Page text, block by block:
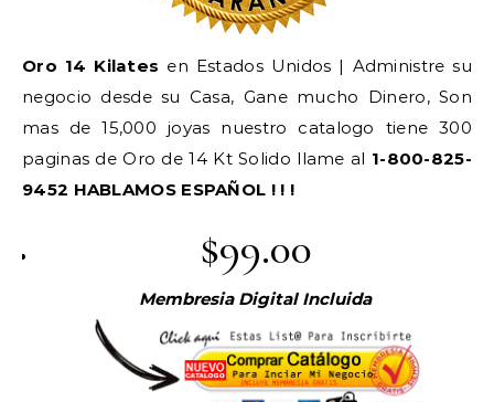
Oro 14 Kilates en Estados Unidos | Administre su
negocio desde su Casa, Gane mucho Dinero, Son
mas de 15,000 joyas nuestro catalogo tiene 300
paginas de Oro de 14 Kt Solido llame al 1-800-825-
9452 HABLAMOS ESPAÑOL ! ! !
$99.00
Membresia Digital Incluida